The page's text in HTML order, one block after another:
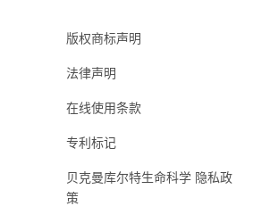
版权商标声明
法律声明
在线使用条款
专利标记
贝克曼库尔特生命科学 隐私政
策